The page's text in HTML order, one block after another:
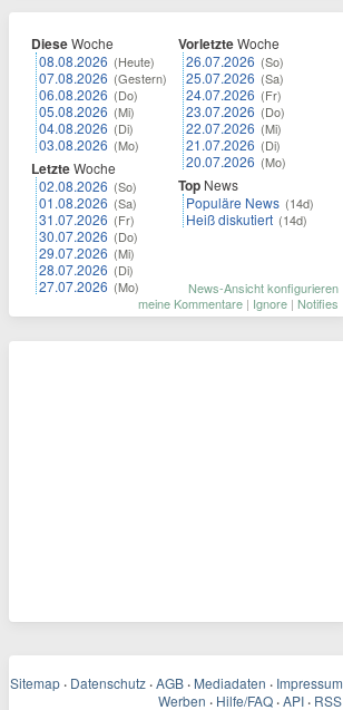
DieseWoche
08.08.2026 (Heute)
07.08.2026 (Gestern)
06.08.2026 (Do)
05.08.2026 (Mi)
04.08.2026 (Di)
03.08.2026 (Mo)
LetzteWoche
02.08.2026 (So)
01.08.2026 (Sa)
31.07.2026 (Fr)
30.07.2026 (Do)
29.07.2026 (Mi)
28.07.2026 (Di)
27.07.2026 (Mo)
VorletzteWoche
26.07.2026 (So)
25.07.2026 (Sa)
24.07.2026 (Fr)
23.07.2026 (Do)
22.07.2026 (Mi)
21.07.2026 (Di)
20.07.2026 (Mo)
Top News
Populäre News (14d)
Heiß diskutiert (14d)
News-Ansicht konfigurieren
meine Kommentare | Ignore | Notifies
Sitemap · Datenschutz · AGB · Mediadaten · Impressum
Werben · Hilfe/FAQ · API · RSS